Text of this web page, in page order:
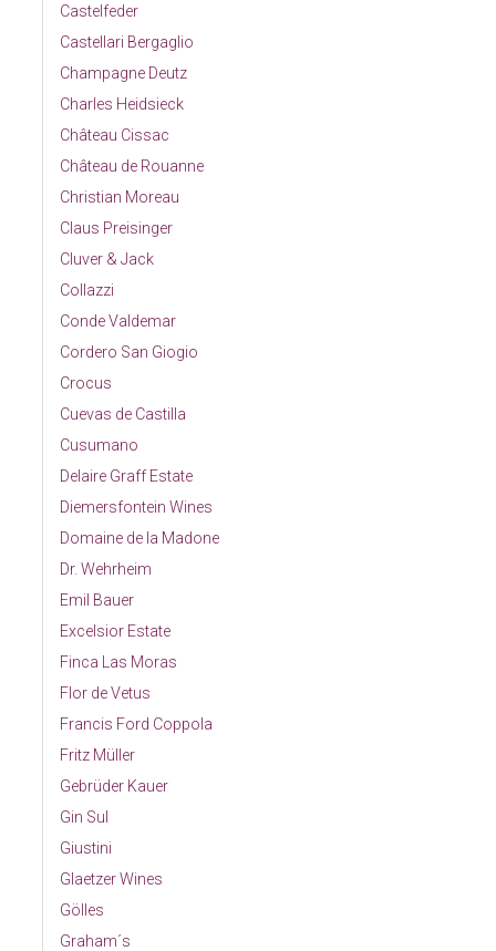
Castelfeder
Castellari Bergaglio
Champagne Deutz
Charles Heidsieck
Château Cissac
Château de Rouanne
Christian Moreau
Claus Preisinger
Cluver & Jack
Collazzi
Conde Valdemar
Cordero San Giogio
Crocus
Cuevas de Castilla
Cusumano
Delaire Graff Estate
Diemersfontein Wines
Domaine de la Madone
Dr. Wehrheim
Emil Bauer
Excelsior Estate
Finca Las Moras
Flor de Vetus
Francis Ford Coppola
Fritz Müller
Gebrüder Kauer
Gin Sul
Giustini
Glaetzer Wines
Gölles
Graham´s